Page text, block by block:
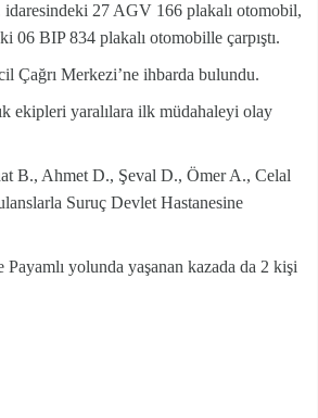
27 AGV 166 plakalı otomobil,
06 BIP 834 plakalı otomobille çarpıştı.
Çağrı Merkezi’ne ihbarda bulundu.
ekipleri yaralılara ilk müdahaleyi olay
B., Ahmet D., Şeval D., Ömer A., Celal
Suruç Devlet Hastanesine
Payamlı yolunda yaşanan kazada da 2 kişi